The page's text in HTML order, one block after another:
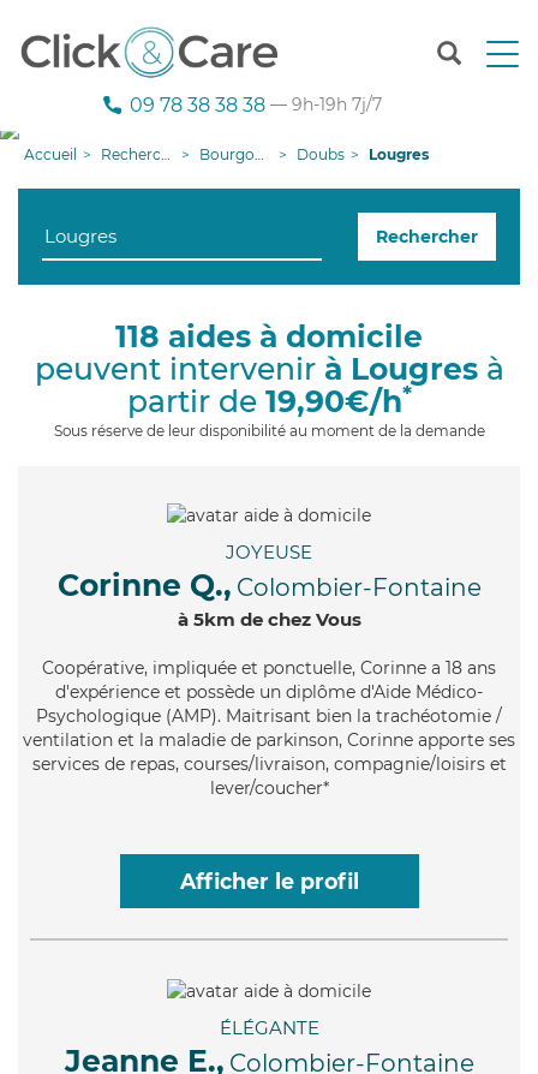
T
n
g
i
09 78 38 38 38 — 9h-19h 7j/7
Accueil Recherche aide à domicile Bourgogne-Franche-Comté Doubs Lougres
Rechercher
118 aides à domicile
peuvent intervenir à Lougresà
partir de 19,90€/h*
Sous réserve de leur disponibilité au moment de la demande
JOYEUSE
Corinne Q., Colombier-Fontaine
à 5km de chez Vous
Coopérative, impliquée et ponctuelle, Corinne a 18 ans
d'expérience et possède un diplôme d'Aide Médico-
Psychologique (AMP). Maitrisant bien la trachéotomie /
ventilation et la maladie de parkinson, Corinne apporte ses
services de repas, courses/livraison, compagnie/loisirs et
lever/coucher*
Afficher le profil
ÉLÉGANTE
Jeanne E., Colombier-Fontaine